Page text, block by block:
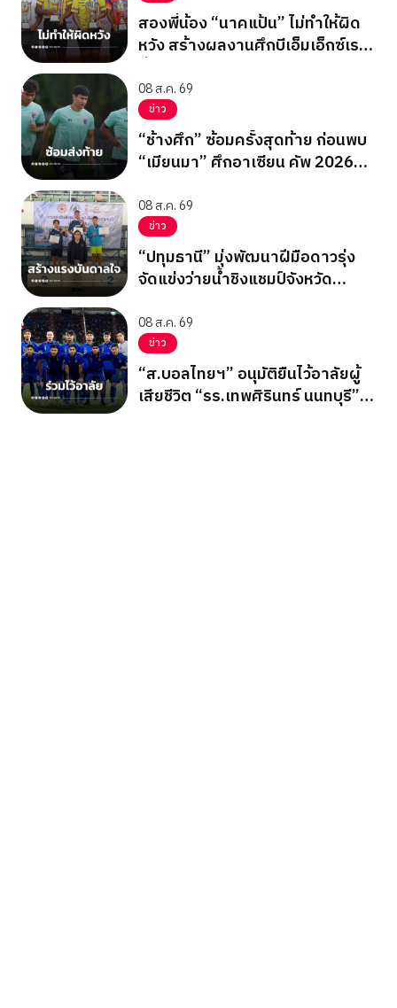
สองพี่น้อง “นาคแป้น” ไม่ทำให้ผิด
หวัง สร้างผลงานศึกบีเอ็มเอ็กซ์เรซ
08 ส.ค. 69
ข่าว
“ช้างศึก” ซ้อมครั้งสุดท้าย ก่อนพบ
“เมียนมา” ศึกอาเซียน คัพ 2026
08 ส.ค. 69
ข่าว
“ปทุมธานี” มุ่งพัฒนาฝีมือดาวรุ่ง
จัดแข่งว่ายน้ำชิงแชมป์จังหวัด
08 ส.ค. 69
ข่าว
“ส.บอลไทยฯ” อนุมัติยืนไว้อาลัยผู้
เสียชีวิต “รร.เทพศิรินทร์ นนทบุรี”